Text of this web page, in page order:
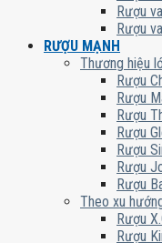
Rượu
Rượu
RƯỢU MẠNH
Thương hiệu
Rượu
Rượu
Rượu
Rượu
Rượu
Rượu
Rượu
Theo xu
Rượu
Rượu